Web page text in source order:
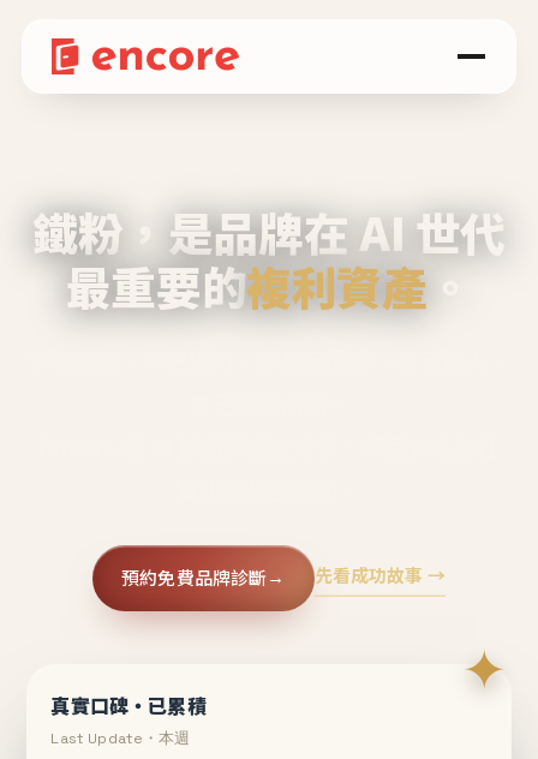
鐵粉，是品牌在 AI 世代
最重要的複利資產 。
預約免費品牌診斷→ 先看成功故事 →
✦
真實口碑・已累積
Last Update・本週